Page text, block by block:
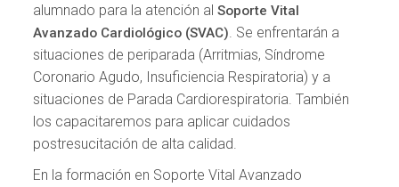
alumnado para la atención alSoporte Vital
Avanzado Cardiológico (SVAC). Se enfrentarán a
situaciones de periparada (Arritmias, Síndrome
Coronario Agudo, Insuficiencia Respiratoria) y a
situaciones de Parada Cardiorespiratoria. También
los capacitaremos para aplicar cuidados
postresucitación de alta calidad.
En la formación en Soporte Vital Avanzado